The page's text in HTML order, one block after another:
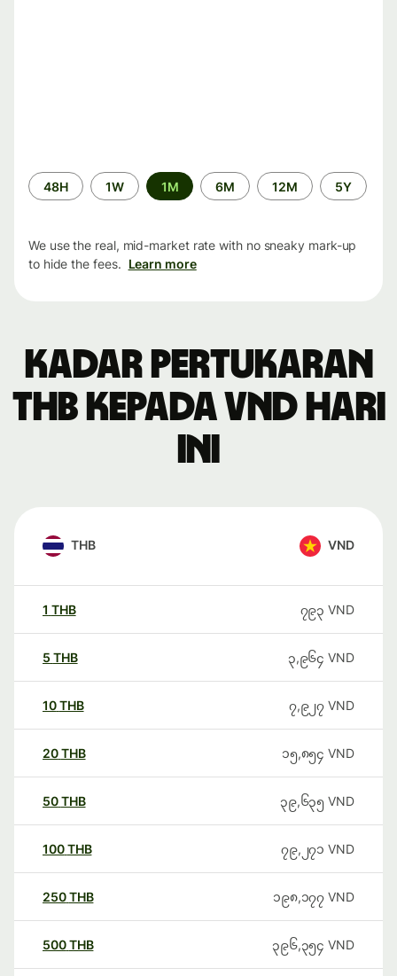
Time
period
48H 1W 1M 6M 12M 5Y
We use the real, mid-market rate with no sneaky mark-up
to hide the fees. Learn more
Kadar pertukaran
THB kepada VND hari
ini
THB VND
1 THB ၇၉၃ VND
5 THB ၃,၉၆၄ VND
10THB ၇,၉၂၇ VND
20THB ၁၅,၈၅၄ VND
50THB ၃၉,၆၃၅ VND
100THB ၇၉,၂၇၁ VND
250THB ၁၉၈,၁၇၇ VND
500THB ၃၉၆,၃၅၄ VND